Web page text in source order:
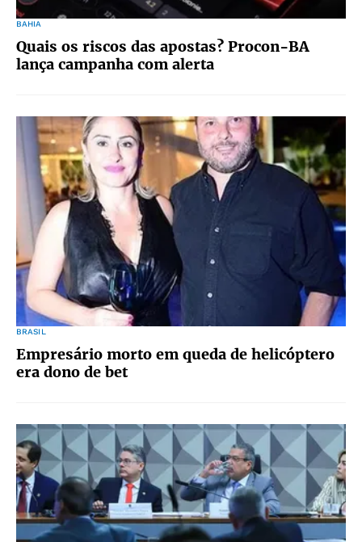
BAHIA
Quais os riscos das apostas? Procon-BA
lança campanha com alerta
BRASIL
Empresário morto em queda de helicóptero
era dono de bet